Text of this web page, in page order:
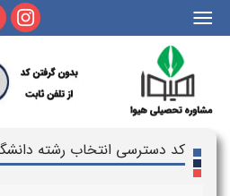
|||
کد دسترسی انتخاب رشته